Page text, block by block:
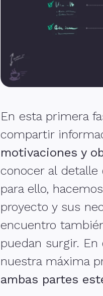
En esta primera
compartir
motivaciones y
conocer al detalle
para ello,
proyecto y sus
encuentro
puedan surgir.
nuestra máxima
ambas partes